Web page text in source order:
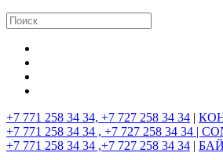
+7 771 258 34 34, +7 727 258 34 34 |
+7 771 258 34 34 , +7 727 258 34 34 |
+7 771 258 34 34 ,+7 727 258 34 34 |